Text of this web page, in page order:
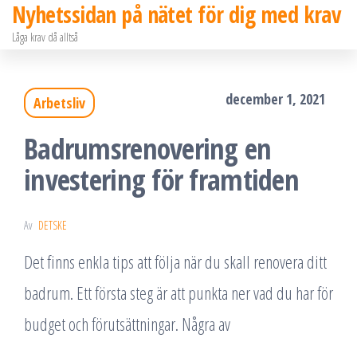
Hoppa
till
Nyhetssidan på nätet för dig med krav
Låga krav då alltså
Arbetsliv december 1, 2021
Badrumsrenovering en
investering för framtiden
Av DETSKE
Det finns enkla tips att följa när du skall renovera ditt
badrum. Ett första steg är att punkta ner vad du har för
budget och förutsättningar. Några av